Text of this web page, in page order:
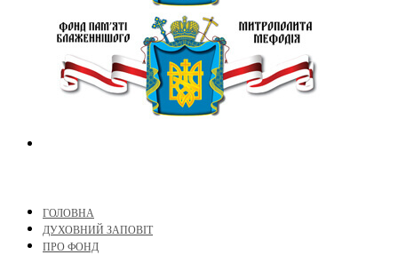
ГОЛОВНА
ДУХОВНИЙ ЗАПОВІТ
ПРО ФОНД